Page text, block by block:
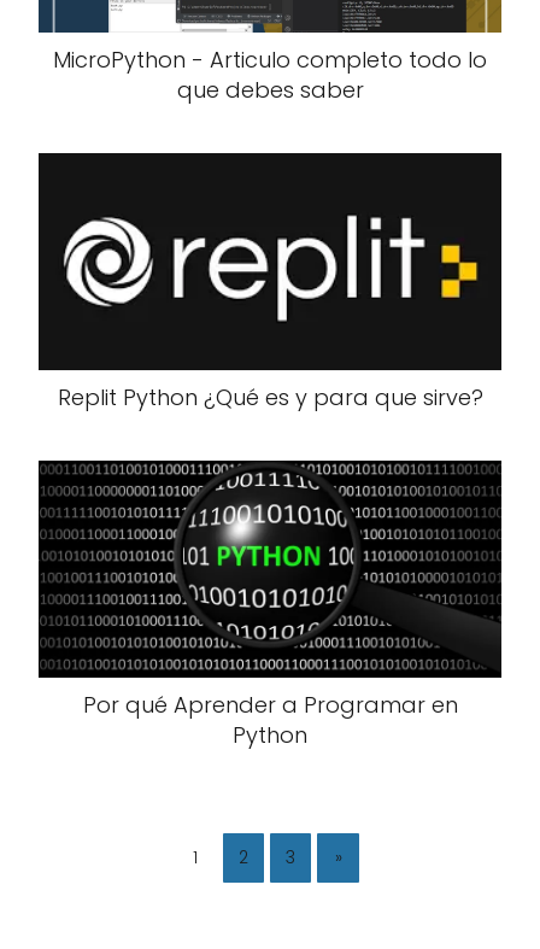
MicroPython - Articulo completo todo lo
que debes saber
Replit Python ¿Qué es y para que sirve?
Por qué Aprender a Programar en
Python
1 2 3 »